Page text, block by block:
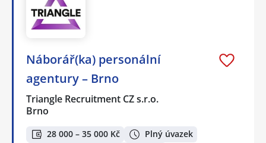
Náborář(ka) personální
agentury – Brno
Triangle Recruitment CZ s.r.o.
Brno
28 000 – 35 000 Kč
Plný úvazek